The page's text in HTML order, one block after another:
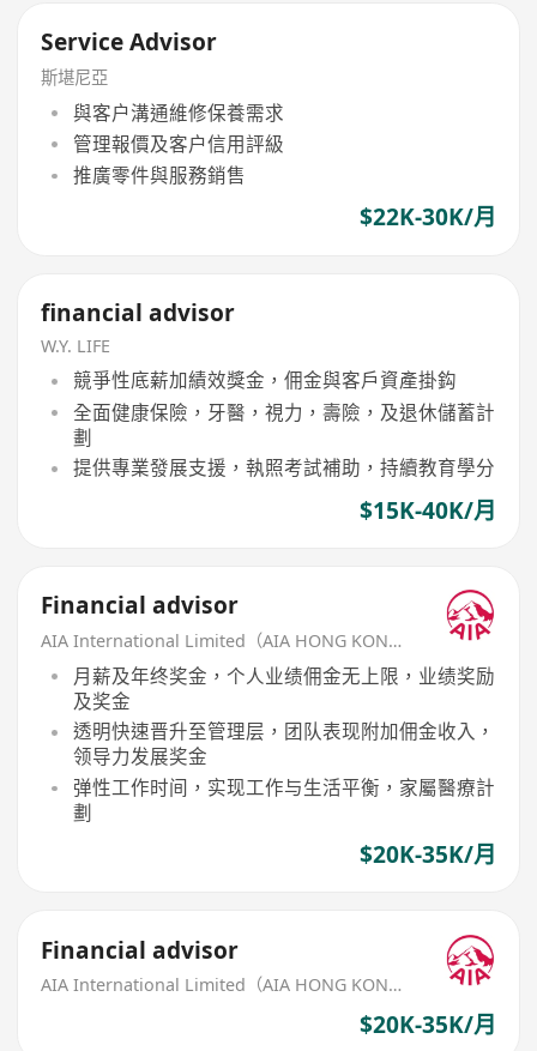
Service Advisor
斯堪尼亞
與客户溝通維修保養需求
管理報價及客户信用評級
推廣零件與服務銷售
$22K-30K/月
financial advisor
W.Y. LIFE
競爭性底薪加績效獎金，佣金與客戶資產掛鈎
全面健康保險，牙醫，視力，壽險，及退休儲蓄計
劃
提供專業發展支援，執照考試補助，持續教育學分
$15K-40K/月
Financial advisor
AIA International Limited（AIA HONG KONG）
月薪及年终奖金，个人业绩佣金无上限，业绩奖励
及奖金
透明快速晋升至管理层，团队表现附加佣金收入，
领导力发展奖金
弹性工作时间，实现工作与生活平衡，家屬醫療計
劃
$20K-35K/月
Financial advisor
AIA International Limited（AIA HONG KONG）
$20K-35K/月